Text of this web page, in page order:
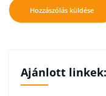
Ajánlott linkek: